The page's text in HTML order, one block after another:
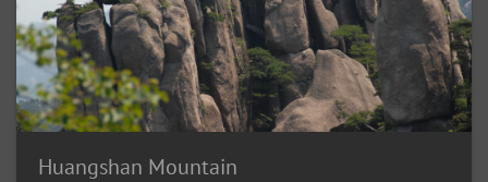
Huangshan Mountain